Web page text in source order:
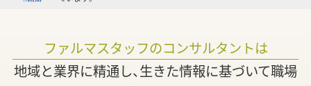
ファルマスタッフのコンサルタントは
地域と業界に精通し、生きた情報に基づいて職場